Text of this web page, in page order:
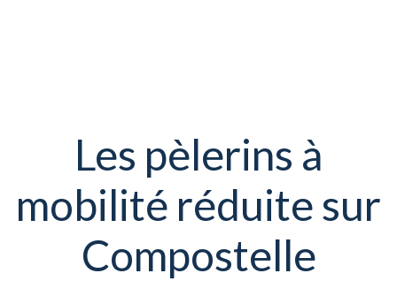
Les pèlerins à
mobilité réduite sur
Compostelle